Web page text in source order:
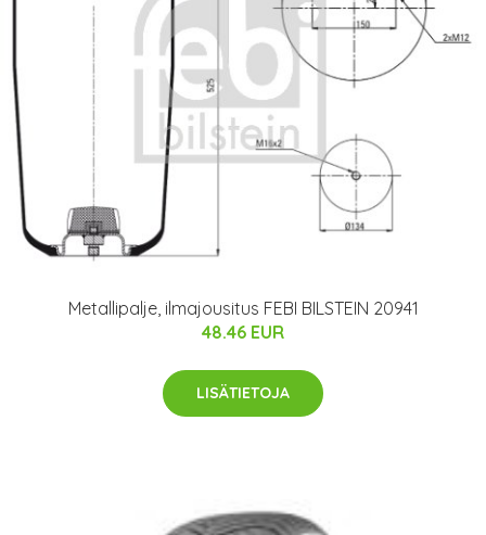
Metallipalje, ilmajousitus FEBI BILSTEIN 20941
48.46 EUR
LISÄTIETOJA